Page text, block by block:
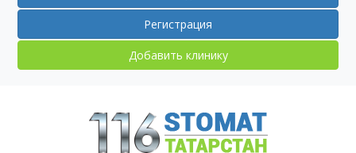
Регистрация
Добавить клинику